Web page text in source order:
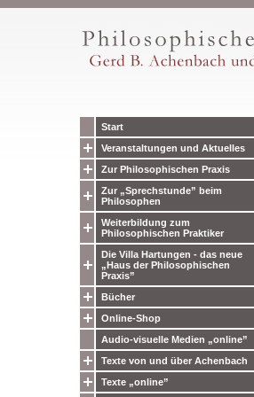
Start
Veranstaltungen und Aktuelles
Zur Philosophischen Praxis
Zur „Sprechstunde” beim
Philosophen
Weiterbildung zum
Philosophischen Praktiker
Die Villa Hartungen - das neue
„Haus der Philosophischen
Praxis”
Bücher
Online-Shop
Audio-visuelle Medien „online”
Texte von und über Achenbach
Texte „online”